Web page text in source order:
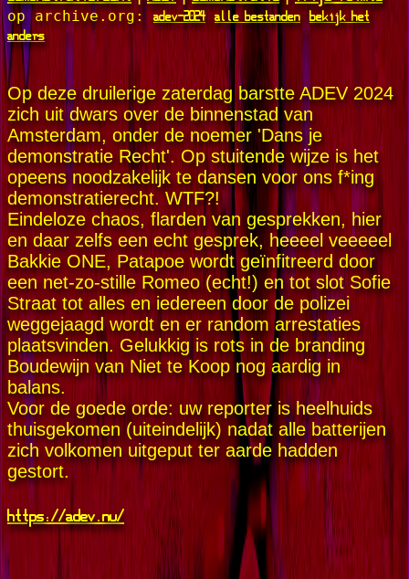
op archive.org:adev-2024 alle bestanden bekijk het
anders
Op deze druilerige zaterdag barstte ADEV 2024
zich uit dwars over de binnenstad van
Amsterdam, onder de noemer 'Dans je
demonstratie Recht'. Op stuitende wijze is het
opeens noodzakelijk te dansen voor ons f*ing
demonstratierecht. WTF?!
Eindeloze chaos, flarden van gesprekken, hier
en daar zelfs een echt gesprek, heeeel veeeeel
Bakkie ONE, Patapoe wordt geïnfitreerd door
een net-zo-stille Romeo (echt!) en tot slot Sofie
Straat tot alles en iedereen door de polizei
weggejaagd wordt en er random arrestaties
plaatsvinden. Gelukkig is rots in de branding
Boudewijn van Niet te Koop nog aardig in
balans.
Voor de goede orde: uw reporter is heelhuids
thuisgekomen (uiteindelijk) nadat alle batterijen
zich volkomen uitgeput ter aarde hadden
gestort.
https://adev.nu/